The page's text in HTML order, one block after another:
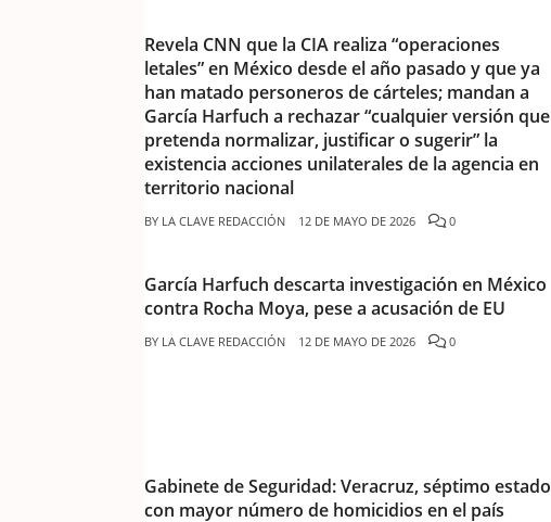
Revela CNN que la CIA realiza “operaciones
letales” en México desde el año pasado y que ya
han matado personeros de cárteles; mandan a
García Harfuch a rechazar “cualquier versión que
pretenda normalizar, justificar o sugerir” la
existencia acciones unilaterales de la agencia en
territorio nacional
BY LA CLAVE REDACCIÓN 12 DE MAYO DE 2026 0
García Harfuch descarta investigación en México
contra Rocha Moya, pese a acusación de EU
BY LA CLAVE REDACCIÓN 12 DE MAYO DE 2026 0
Gabinete de Seguridad: Veracruz, séptimo estado
con mayor número de homicidios en el país